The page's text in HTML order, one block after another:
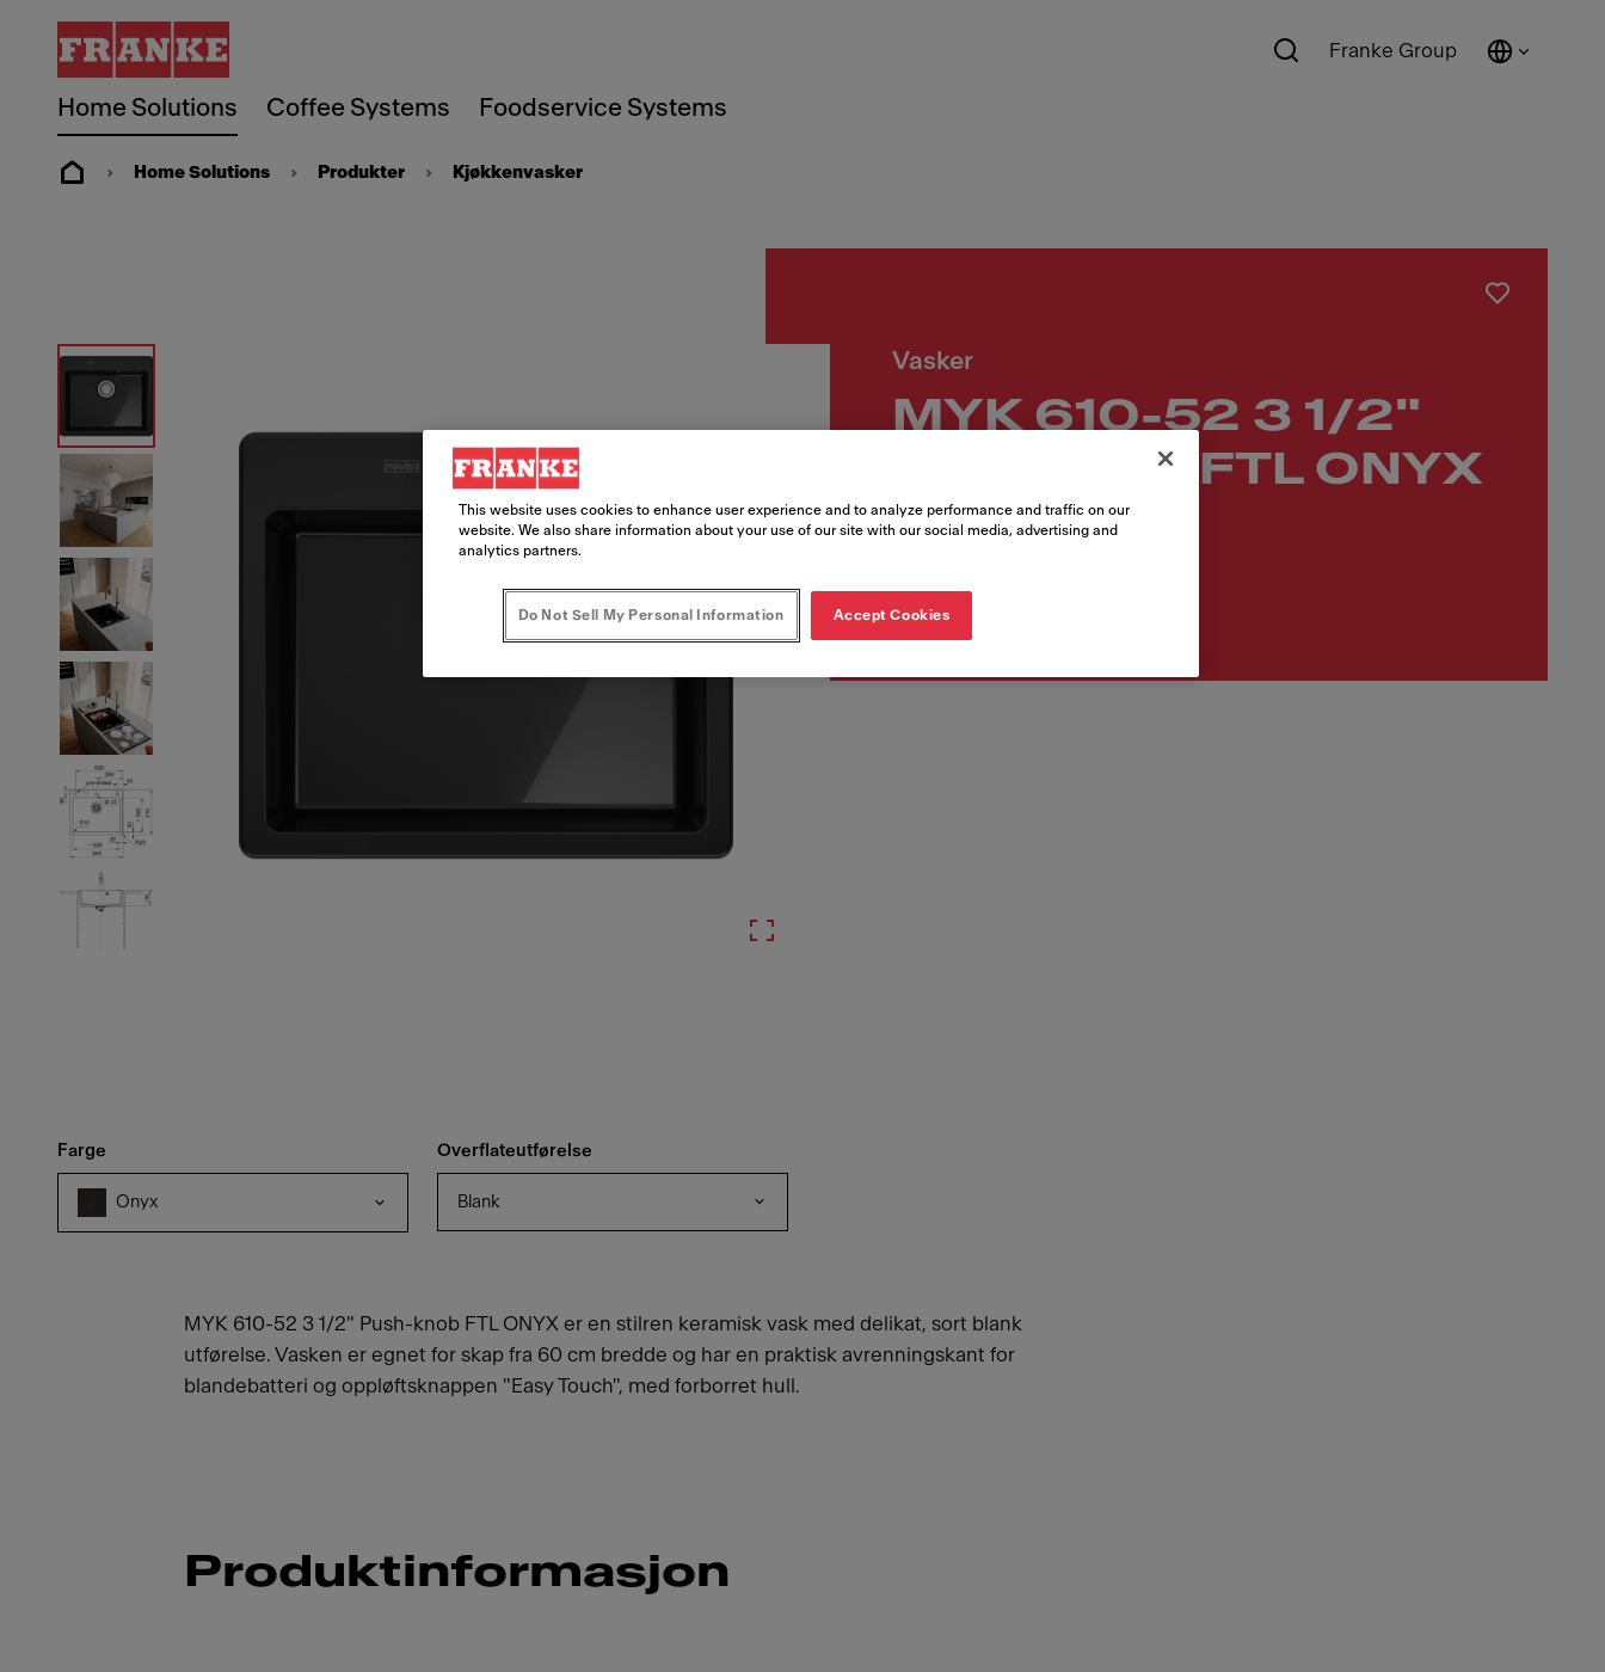
Home Solutions Coffee Systems Foodservice Systems
Franke Group
Home Solutions Produkter Kjøkkenvasker
Vasker
MYK 610-52 3 1/2"
Push-knob FTL ONYX
Artikkelnumre
Farge
Onyx
Overflateutførelse
Blank
MYK 610-52 3 1/2" Push-knob FTL ONYX er en stilren keramisk vask med delikat, sort blank
utførelse. Vasken er egnet for skap fra 60 cm bredde og har en praktisk avrenningskant for
blandebatteri og oppløftsknappen "Easy Touch", med forborret hull.
Produktinformasjon
This website uses cookies to enhance user experience and to analyze performance and traffic on our
website. We also share information about your use of our site with our social media, advertising and
analytics partners.
Do Not Sell My Personal Information Accept Cookies